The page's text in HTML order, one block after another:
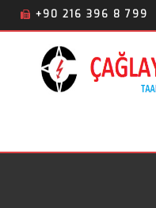
+90 216 396 8 799